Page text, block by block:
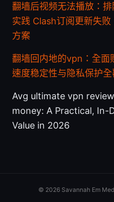
翻墙后视频无法播放：
实践 Clash订阅更新失
方案
翻墙回内地的vpn：全面
速度稳定性与隐私保护全
Avg ultimate vpn
money: A Practical, In-
Value in 2026
© 2026 Savannah Em